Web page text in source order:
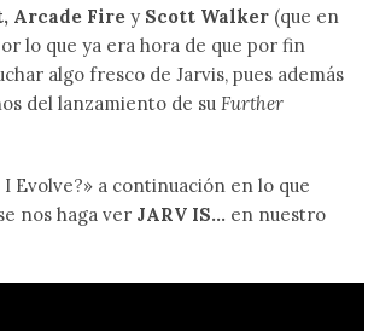
Arcade Fire y Scott Walker (que en
lo que ya era hora de que por fin
algo fresco de Jarvis, pues además
del lanzamiento de suFurther
I Evolve?» a continuación en lo que
nos haga ver JARV IS… en nuestro